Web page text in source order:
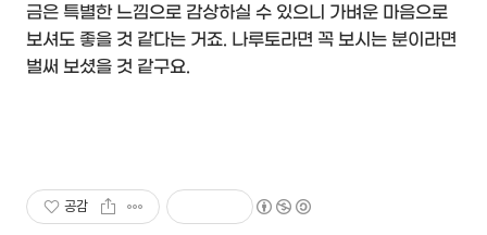
금은 특별한 느낌으로 감상하실 수 있으니 가벼운 마음으로
보셔도 좋을 것 같다는 거죠. 나루토라면 꼭 보시는 분이라면
벌써 보셨을 것 같구요.
공감